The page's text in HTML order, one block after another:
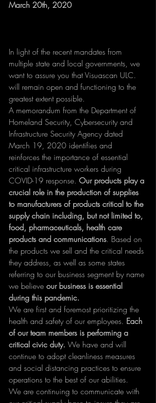
March 20th, 2020
In light of the recent mandates from
multiple state and local governments, we
want to assure you that Visuascan ULC.
will remain open and functioning to the
greatest extent possible.
A memorandum from the Department of
Homeland Security, Cybersecurity and
Infrastructure Security Agency dated
March 19, 2020 identifies and
reinforces the importance of essential
critical infrastructure workers during
COVID-19 response. Our products play a
crucial role in the production of supplies
to manufacturers of products critical to the
supply chain including, but not limited to,
food, pharmaceuticals, health care
products and communications. Based on
the products we sell and the critical needs
they address, as well as some states
referring to our business segment by name
we believe our business is essential
during this pandemic.
We are first and foremost prioritizing the
health and safety of our employees. Each
of our team members is performing a
critical civic duty. We have and will
continue to adopt cleanliness measures
and social distancing practices to ensure
operations to the best of our abilities.
We are continuing to communicate with